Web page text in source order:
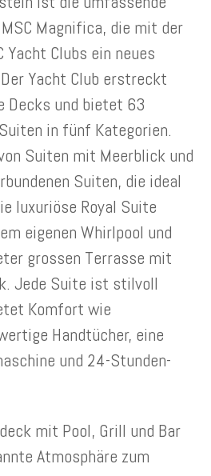
Magnifica, die mit der
Yacht Clubs ein neues
Yacht Club erstreckt
Decks und bietet 63
in fünf Kategorien.
Suiten mit Meerblick und
Suiten, die ideal
luxuriöse Royal Suite
eigenen Whirlpool und
grossen Terrasse mit
Jede Suite ist stilvoll
Komfort wie
Handtücher, eine
und 24-Stunden-
mit Pool, Grill und Bar
Atmosphäre zum